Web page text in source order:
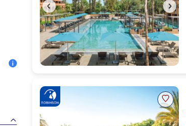
173 beoordelingen